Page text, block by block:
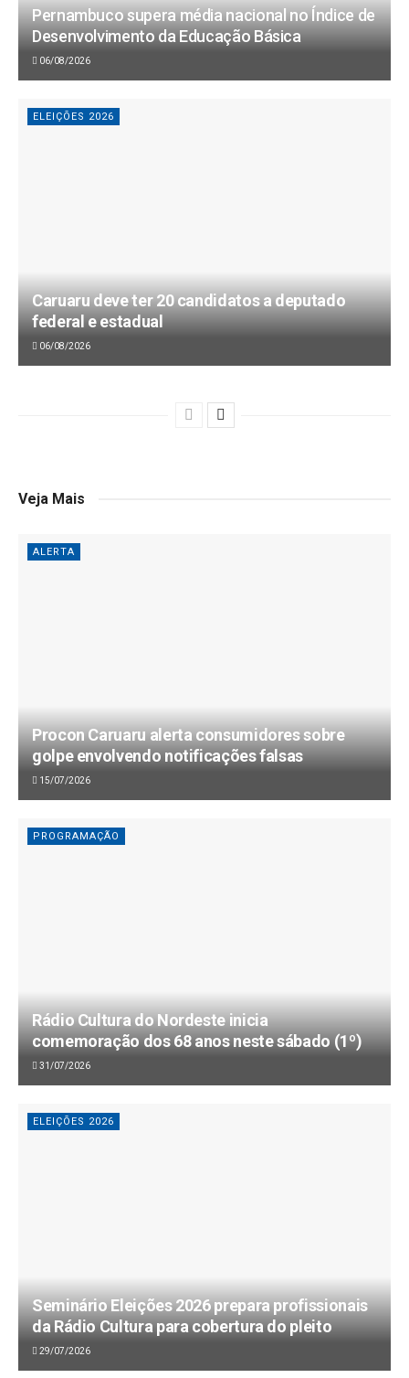
Pernambuco supera média nacional no Índice de
Desenvolvimento da Educação Básica
06/08/2026
ELEIÇÕES 2026
Caruaru deve ter 20 candidatos a deputado
federal e estadual
06/08/2026
Veja Mais
ALERTA
Procon Caruaru alerta consumidores sobre
golpe envolvendo notificações falsas
15/07/2026
PROGRAMAÇÃO
Rádio Cultura do Nordeste inicia
comemoração dos 68 anos neste sábado (1º)
31/07/2026
ELEIÇÕES 2026
Seminário Eleições 2026 prepara profissionais
da Rádio Cultura para cobertura do pleito
29/07/2026